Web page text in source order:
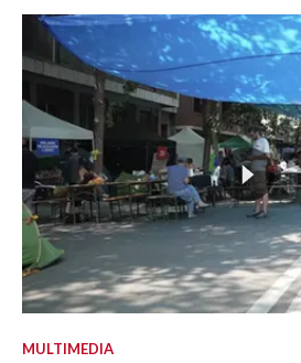
MULTIMEDIA